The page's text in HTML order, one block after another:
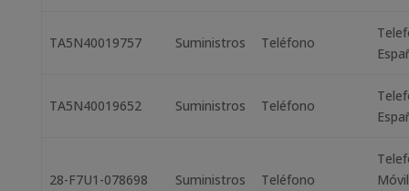
TA5N40019757 Suministros Teléfono
TA5N40019652 Suministros Teléfono
28-F7U1-078698 Suministros Teléfono